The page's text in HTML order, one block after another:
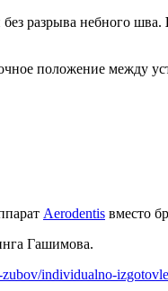
разрыва небного шва.
положение между
Aerodentis вместо
Гашимова.
individualno-